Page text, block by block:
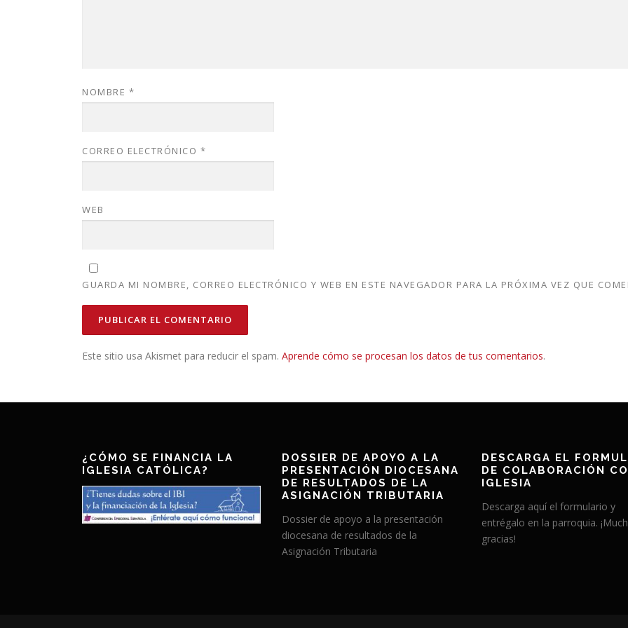
NOMBRE *
CORREO ELECTRÓNICO *
WEB
GUARDA MI NOMBRE, CORREO ELECTRÓNICO Y WEB EN ESTE NAVEGADOR PARA LA PRÓXIMA VEZ QUE
Este sitio usa Akismet para reducir el spam. Aprende cómo se procesan los datos de tus comentarios.
¿CÓMO SE FINANCIA LA
IGLESIA CATÓLICA?
DOSSIER DE APOYO A LA
PRESENTACIÓN DIOCESANA
DE RESULTADOS DE LA
ASIGNACIÓN TRIBUTARIA
Dossier de apoyo a la presentación
diocesana de resultados de la
Asignación Tributaria
DESCARGA EL
DE COLABORACIÓN
IGLESIA
Descarga aquí el formulario y
entrégalo en la parroquia.
gracias!